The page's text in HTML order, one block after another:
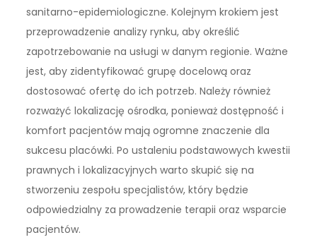
sanitarno-epidemiologiczne. Kolejnym krokiem jest
przeprowadzenie analizy rynku, aby określić
zapotrzebowanie na usługi w danym regionie. Ważne
jest, aby zidentyfikować grupę docelową oraz
dostosować ofertę do ich potrzeb. Należy również
rozważyć lokalizację ośrodka, ponieważ dostępność i
komfort pacjentów mają ogromne znaczenie dla
sukcesu placówki. Po ustaleniu podstawowych kwestii
prawnych i lokalizacyjnych warto skupić się na
stworzeniu zespołu specjalistów, który będzie
odpowiedzialny za prowadzenie terapii oraz wsparcie
pacjentów.